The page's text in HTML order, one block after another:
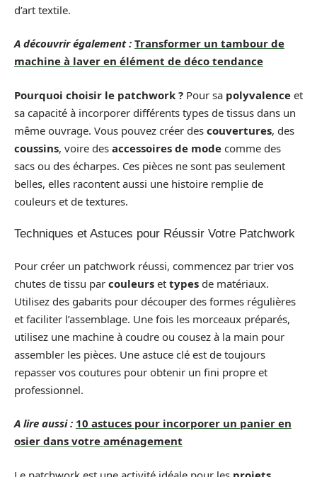
d’art textile.
A découvrir également : Transformer un tambour de
machine à laver en élément de déco tendance
Pourquoi choisir le patchwork ? Pour sa polyvalence et
sa capacité à incorporer différents types de tissus dans un
même ouvrage. Vous pouvez créer des couvertures, des
coussins, voire des accessoires de mode comme des
sacs ou des écharpes. Ces pièces ne sont pas seulement
belles, elles racontent aussi une histoire remplie de
couleurs et de textures.
Techniques et Astuces pour Réussir Votre Patchwork
Pour créer un patchwork réussi, commencez par trier vos
chutes de tissu par couleurs et types de matériaux.
Utilisez des gabarits pour découper des formes régulières
et faciliter l’assemblage. Une fois les morceaux préparés,
utilisez une machine à coudre ou cousez à la main pour
assembler les pièces. Une astuce clé est de toujours
repasser vos coutures pour obtenir un fini propre et
professionnel.
A lire aussi : 10 astuces pour incorporer un panier en
osier dans votre aménagement